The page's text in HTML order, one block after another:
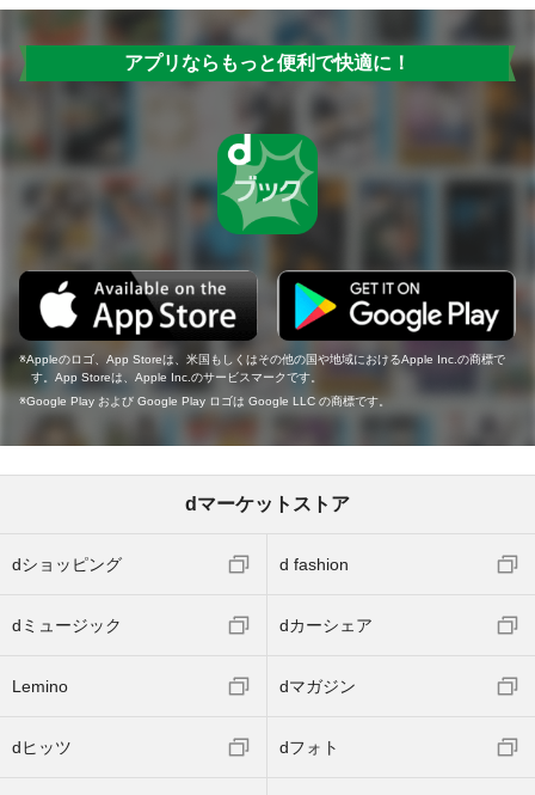
アプリならもっと便利で快適に！
Appleのロゴ、App Storeは、米国もしくはその他の国や地域におけるApple Inc.の商標で
す。App Storeは、Apple Inc.のサービスマークです。
Google Play および Google Play ロゴは Google LLC の商標です。
dマーケットストア
dショッピング d fashion
dミュージック dカーシェア
Lemino dマガジン
dヒッツ dフォト